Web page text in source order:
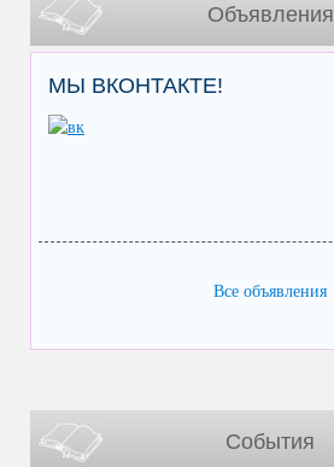
Объявления
МЫ ВКОНТАКТЕ!
Все объявления
События